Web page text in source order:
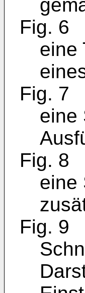
Fig. 6
eine
Fig. 7
eine
Fig. 8
eine
Fig. 9